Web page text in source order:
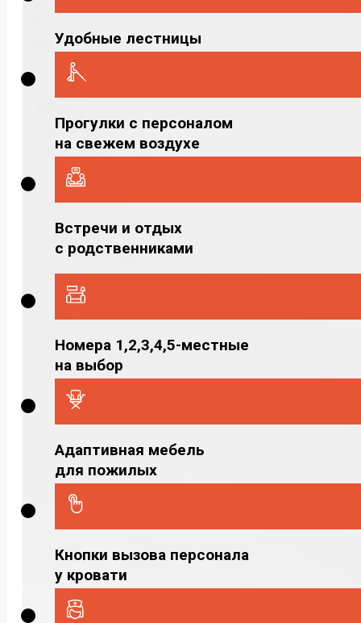
Удобные лестницы
Прогулки с персоналом
на свежем воздухе
Встречи и отдых
с родственниками
Номера 1,2,3,4,5-местные
на выбор
Адаптивная мебель
для пожилых
Кнопки вызова персонала
у кровати